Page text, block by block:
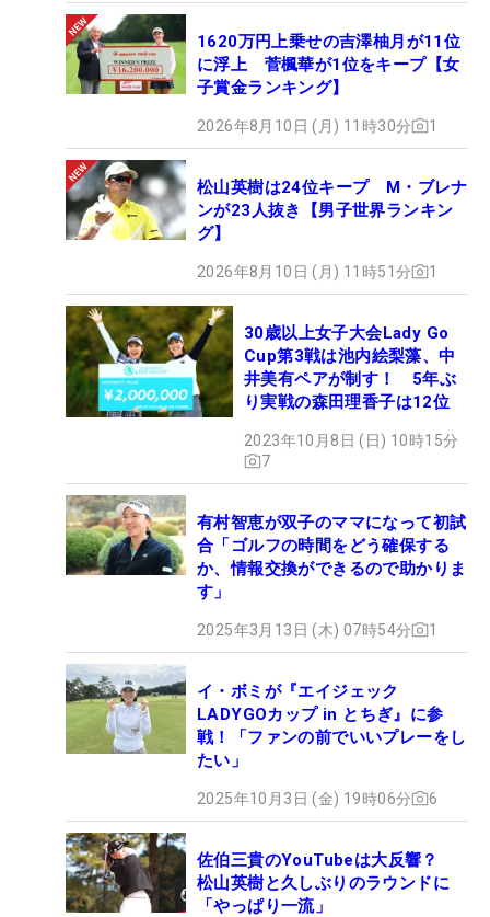
1620万円上乗せの吉澤柚月が11位
に浮上 菅楓華が1位をキープ【女
子賞金ランキング】
2026年8月10日 (月) 11時30分 1
松山英樹は24位キープ M・ブレナ
ンが23人抜き【男子世界ランキン
グ】
2026年8月10日 (月) 11時51分 1
30歳以上女子大会Lady Go
Cup第3戦は池内絵梨藻、中
井美有ペアが制す！ 5年ぶ
り実戦の森田理香子は12位
2023年10月8日 (日) 10時15分
7
有村智恵が双子のママになって初試
合「ゴルフの時間をどう確保する
か、情報交換ができるので助かりま
す」
2025年3月13日 (木) 07時54分 1
イ・ボミが『エイジェック
LADYGOカップ in とちぎ』に参
戦！「ファンの前でいいプレーをし
たい」
2025年10月3日 (金) 19時06分 6
佐伯三貴のYouTubeは大反響？
松山英樹と久しぶりのラウンドに
「やっぱり一流」